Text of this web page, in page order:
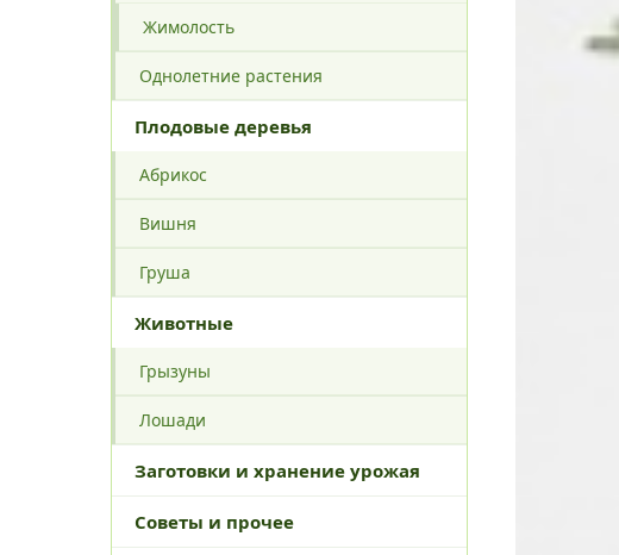
Жимолость
Однолетние растения
Плодовые деревья
Абрикос
Вишня
Груша
Животные
Грызуны
Лошади
Заготовки и хранение урожая
Советы и прочее